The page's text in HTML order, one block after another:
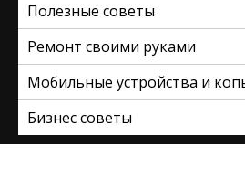
Полезные советы
Ремонт своими руками
Мобильные устройства и
Бизнес советы